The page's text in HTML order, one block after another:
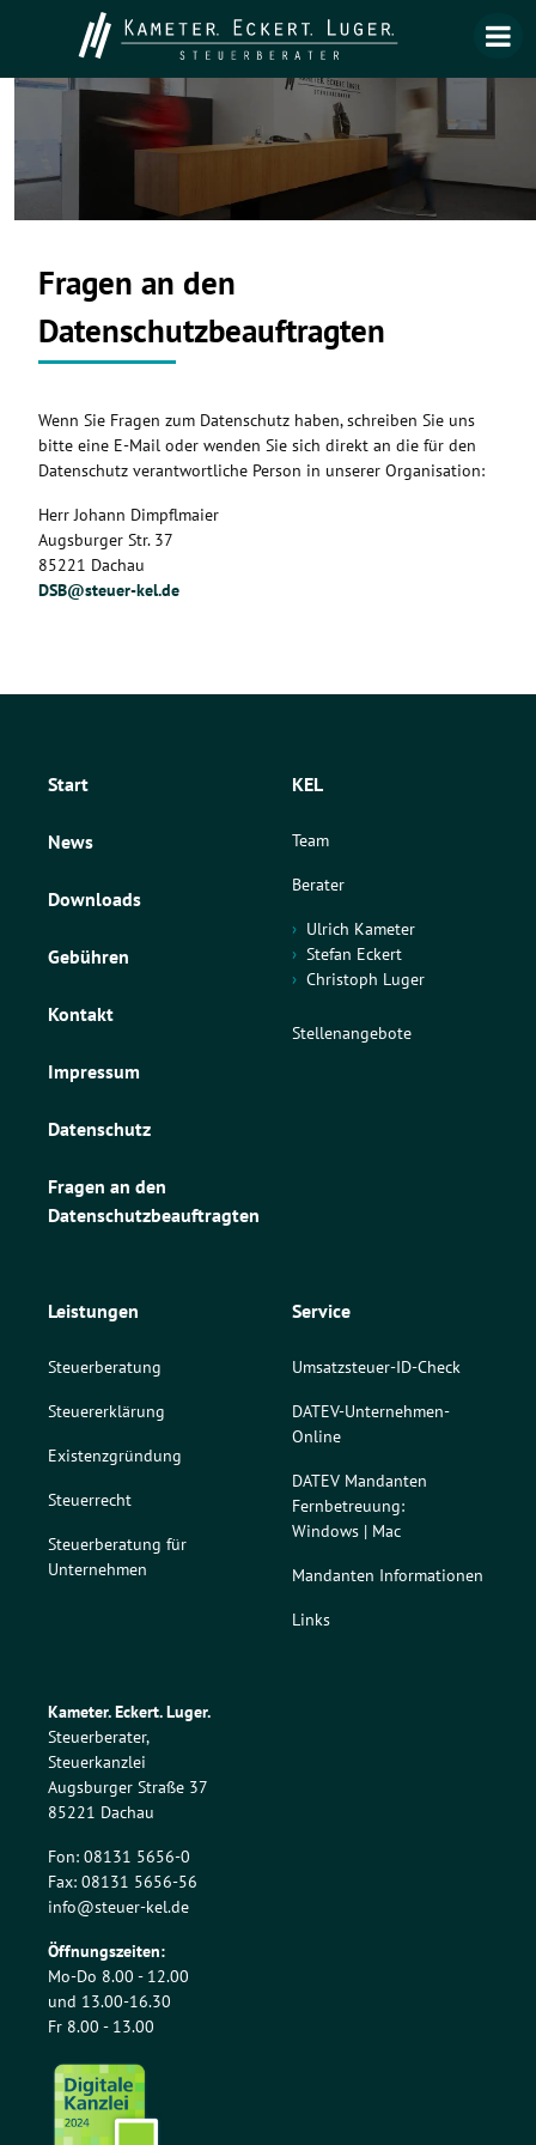
Fragen an den
Datenschutzbeauftragten
Wenn Sie Fragen zum Datenschutz haben, schreiben Sie uns
bitte eine E-Mail oder wenden Sie sich direkt an die für den
Datenschutz verantwortliche Person in unserer Organisation:
Herr Johann Dimpflmaier
Augsburger Str. 37
85221 Dachau
DSB@steuer-kel.de
Start
News
Downloads
Gebühren
Kontakt
Impressum
Datenschutz
Fragen an den
Datenschutzbeauftragten
KEL
Team
Berater
Ulrich Kameter
Stefan Eckert
Christoph Luger
Stellenangebote
Leistungen
Steuerberatung
Steuererklärung
Existenzgründung
Steuerrecht
Steuerberatung für
Unternehmen
Service
Umsatzsteuer-ID-Check
DATEV-Unternehmen-
Online
DATEV Mandanten
Fernbetreuung:
Windows | Mac
Mandanten Informationen
Links
Kameter. Eckert. Luger.
Steuerberater,
Steuerkanzlei
Augsburger Straße 37
85221 Dachau
Fon: 08131 5656-0
Fax: 08131 5656-56
info@steuer-kel.de
Öffnungszeiten:
Mo-Do 8.00 - 12.00
und 13.00-16.30
Fr 8.00 - 13.00